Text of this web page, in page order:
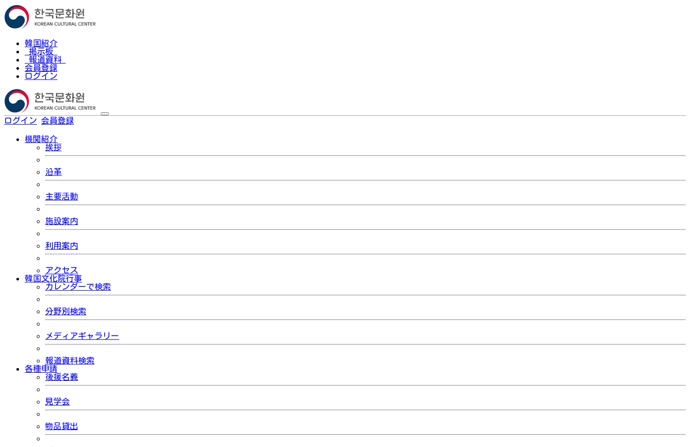
韓国紹介
掲示板
報道資料
会員登録
ログイン
ログイン 会員登録
機関紹介
挨拶
沿革
主要活動
施設案内
利用案内
アクセス
韓国文化院行事
カレンダーで検索
分野別検索
メディアギャラリー
報道資料検索
各種申請
後援名義
見学会
物品貸出